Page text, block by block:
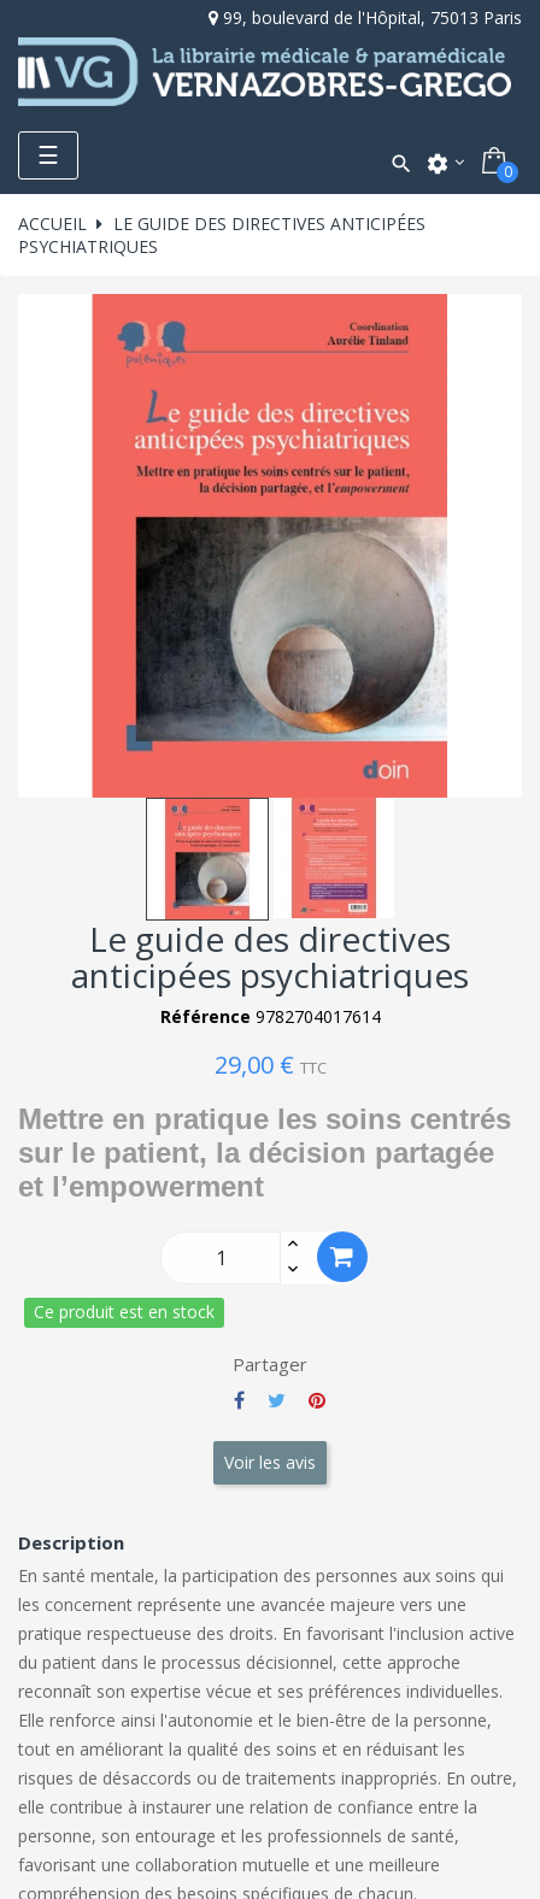
99, boulevard de l'Hôpital, 75013 Paris
Toggle
navigation
☰  settings 0
ACCUEIL
LE GUIDE DES DIRECTIVES ANTICIPÉES
PSYCHIATRIQUES
Le guide des directives
anticipées psychiatriques
Référence 9782704017614
29,00 € TTC
Mettre en pratique les soins centrés
sur le patient, la décision partagée
et l’empowerment
Ce produit est en stock
Partager
Voir les avis
Description
En santé mentale, la participation des personnes aux soins qui
les concernent représente une avancée majeure vers une
pratique respectueuse des droits. En favorisant l'inclusion active
du patient dans le processus décisionnel, cette approche
reconnaît son expertise vécue et ses préférences individuelles.
Elle renforce ainsi l'autonomie et le bien-être de la personne,
tout en améliorant la qualité des soins et en réduisant les
risques de désaccords ou de traitements inappropriés. En outre,
elle contribue à instaurer une relation de confiance entre la
personne, son entourage et les professionnels de santé,
favorisant une collaboration mutuelle et une meilleure
compréhension des besoins spécifiques de chacun.